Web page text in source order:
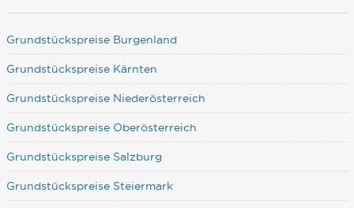
Grundstückspreise Burgenland
Grundstückspreise Kärnten
Grundstückspreise Niederösterreich
Grundstückspreise Oberösterreich
Grundstückspreise Salzburg
Grundstückspreise Steiermark